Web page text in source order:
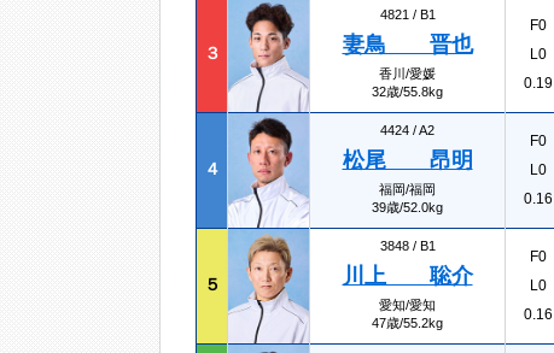
３
4821 / B1
妻鳥 晋也
香川/愛媛
32歳/55.8kg
F0
L0
0.19
４
4424 /A2
松尾 昂明
福岡/福岡
39歳/52.0kg
F0
L0
0.16
５
3848 / B1
川上 聡介
愛知/愛知
47歳/55.2kg
F0
L0
0.16